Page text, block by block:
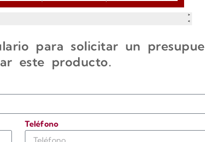
para solicitar un
este producto.
Teléfono